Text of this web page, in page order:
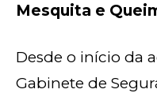
Mesquita e
Desde o início da
Gabinete de